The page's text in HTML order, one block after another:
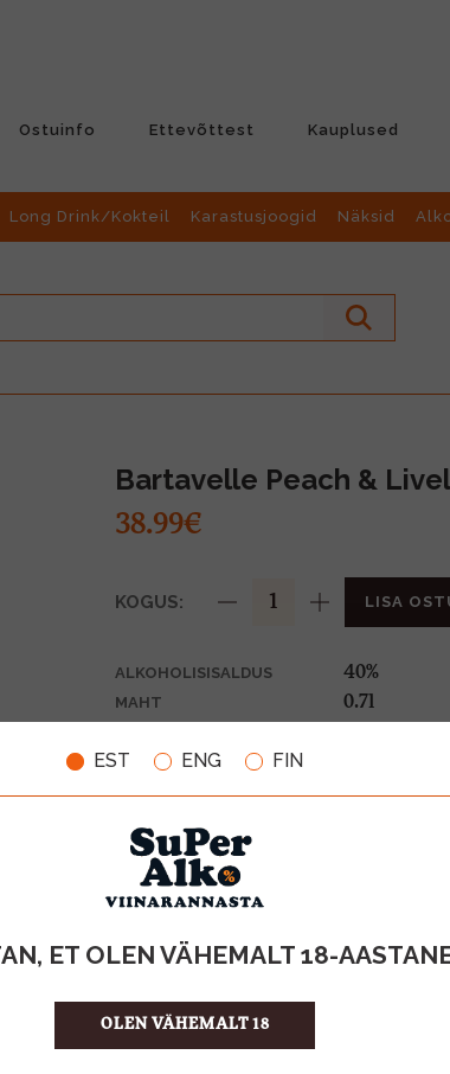
EST ENG FIN
ET OLEN VÄHEMALT 18-
OLEN VÄHEMALT 18
Ostuinfo Ettevõttest Kauplused
Long Drink/Kokteil Karastusjoogid Näksid
Bartavelle Peach &
38.99€
KOGUS: LISA
ALKOHOLISISALDUS 40%
MAHT 0.7l
TOOTE LIIK
ÜHIKU HIND
KOGUS KASTIS